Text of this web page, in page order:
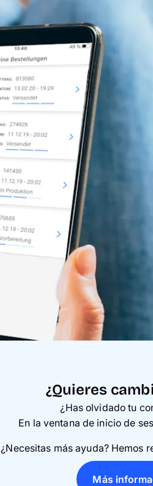
¿Quieres
¿Has olvidado tu
En la ventana de inicio de
¿Necesitas más ayuda? Hemos
Más